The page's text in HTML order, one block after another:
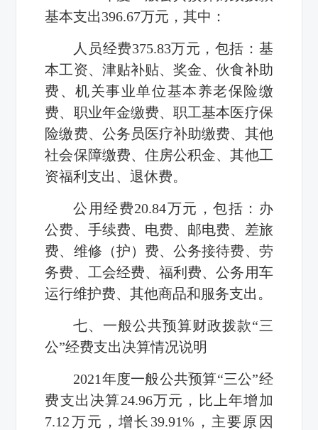
基本支出396.67万元，其中：
人员经费375.83万元，包括：基
本工资、津贴补贴、奖金、伙食补助
费、机关事业单位基本养老保险缴
费、职业年金缴费、职工基本医疗保
险缴费、公务员医疗补助缴费、其他
社会保障缴费、住房公积金、其他工
资福利支出、退休费。
公用经费20.84万元，包括：办
公费、手续费、电费、邮电费、差旅
费、维修（护）费、公务接待费、劳
务费、工会经费、福利费、公务用车
运行维护费、其他商品和服务支出。
七、一般公共预算财政拨款“三
公”经费支出决算情况说明
2021年度一般公共预算“三公”经
费支出决算24.96万元，比上年增加
7.12万元，增长39.91%，主要原因